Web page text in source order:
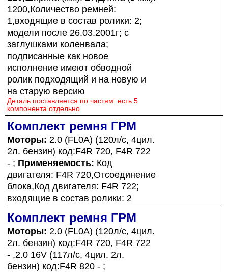
1200,Количество ремней:
1,входящие в состав ролики: 2;
модели после 26.03.2001г; с
заглушками коленвала;
подписанные как новое
исполнение имеют обводной
ролик подходящий и на новую и
на старую версию
Деталь поставляется по частям: есть 5
компонента отдельно
Комплект ремня ГРМ
Моторы: 2.0 (FL0A) (120л/с, 4цил.
2л. бензин) код:F4R 720, F4R 722
- ; Применяемость: Код
двигателя: F4R 720,Отсоединение
блока,Код двигателя: F4R 722;
входящие в состав ролики: 2
Комплект ремня ГРМ
Моторы: 2.0 (FL0A) (120л/с, 4цил.
2л. бензин) код:F4R 720, F4R 722
- ,2.0 16V (117л/с, 4цил. 2л.
бензин) код:F4R 820 - ;